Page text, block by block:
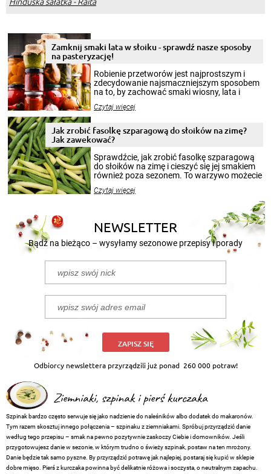
Zamknij smaki lata w słoiku - sprawdź nasze sposoby
na pasteryzację!
Robienie przetworów jest najprostszym i
zdecydowanie najsmaczniejszym sposobem
na to, by zachować smaki wiosny, lata i
krajobrazów, by cieszyć nimi oko w sezonie
pełni poczuć atmosferę cieplejszych
miesięcy. Przygotowanie słoików ze
patenty, które pozwolą zachować świeżość
przetworów.
Czytaj więcej
Jak zrobić fasolkę szparagową do słoików na zimę?
Jak zawekować?
Sprawdźcie, jak zrobić fasolkę szparagową
do słoików na zimę i cieszyć się jej smakiem
również poza sezonem. To warzywo możecie
nasze propozycje!
Czytaj więcej
NEWSLETTER
Bądź na bieżąco – wysyłamy sezonowe przepisy i porady
ZAPISZ SIĘ
Odbiorcy newslettera przyrządzili już ponad 260 000 potraw!
Ziemniaki, szpinak i pierś kurczaka
Szpinak bardzo często serwuje się jako nadzienie do naleśników albo dodatek do makaronów.
Tym razem skosztuj innego połączenia – szpinaku z ziemniakami. Spróbuj przyrządzić danie
według tego przepisu – smak na pewno pozytywnie zaskoczy Ciebie i domowników. Jeśli
przygotowujesz danie w sezonie, w którym trudno o świeży szpinak, postaw na ten mrożony.
Danie będzie tak samo pyszne. By przyrządzić potrawę jak najlepiej, postaraj się kupić w sklepie
dobre mięso. Pierś z kurczaka powinna być delikatnie różowa i soczysta, o neutralnym zapachu.